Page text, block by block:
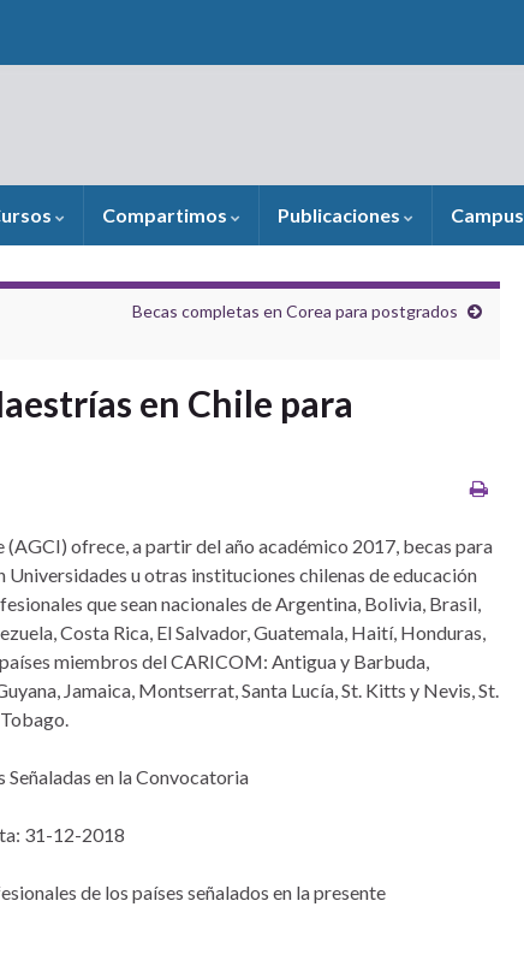
Compartimos Publicaciones Campus
Becas completas en Corea para postgrados
en Chile para
ofrece, a partir del año académico 2017, becas para
u otras instituciones chilenas de educación
que sean nacionales de Argentina, Bolivia, Brasil,
Costa Rica, El Salvador, Guatemala, Haití, Honduras,
miembros del CARICOM: Antigua y Barbuda,
Jamaica, Montserrat, Santa Lucía, St. Kitts y Nevis, St.
Señaladas en la Convocatoria
31-12-2018
de los países señalados en la presente